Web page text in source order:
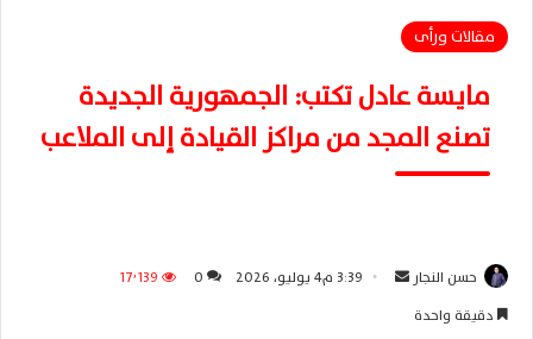
مقالات ورأى
مايسة عادل تكتب: الجمهورية الجديدة
تصنع المجد من مراكز القيادة إلى الملاعب
حسن النجار 3:39 م4 يوليو، 2026 0
17٬139
دقيقة واحدة